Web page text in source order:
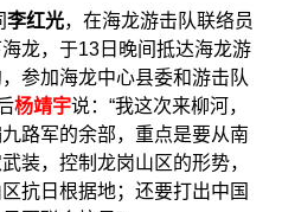
李红光，在海龙游击队联络员
龙，于13日晚间抵达海龙游
参加海龙中心县委和游击队
杨靖宇说：“我这次来柳河，
路军的余部，重点是要从南
装，控制龙岗山区的形势，
抗日根据地；还要打出中国